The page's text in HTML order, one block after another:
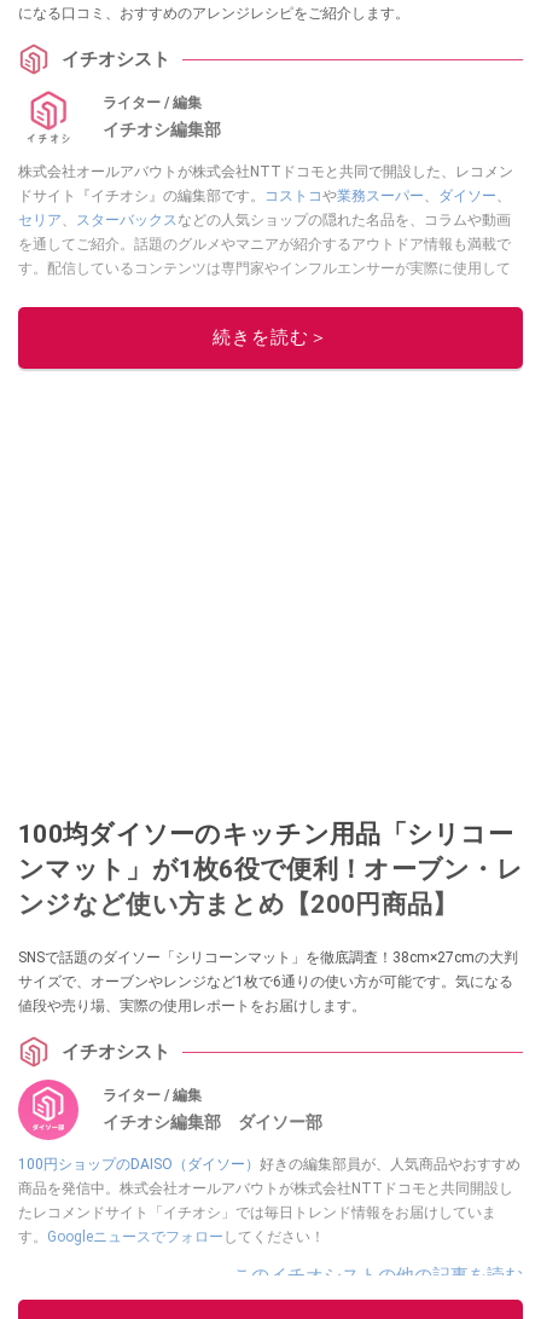
になる口コミ、おすすめのアレンジレシピをご紹介します。
イチオシスト
ライター / 編集
イチオシ編集部
株式会社オールアバウトが株式会社NTTドコモと共同で開設した、レコメン
ドサイト『イチオシ』の編集部です。
コストコや業務スーパー、 ダイソー、
セリア、 スターバックスなどの人気ショップの隠れた名品を、コラムや動画
を通してご紹介。話題のグルメやマニアが紹介するアウトドア情報も満載で
す。配信しているコンテンツは専門家やインフルエンサーが実際に使用して
ニュースでフォロー
続きを読む＞
100均ダイソーのキッチン用品「シリコー
ンマット」​​が1枚6役で便利！オーブン・レ
ンジなど使い方まとめ【200円商品】
SNSで話題のダイソー「シリコーンマット」を徹底調査！38cm×27cmの大判
サイズで、オーブンやレンジなど1枚で6通りの使い方が可能です。気になる
値段や売り場、実際の使用レポートをお届けします。
イチオシスト
ライター / 編集
イチオシ編集部 ダイソー部
100円ショップのDAISO（ダイソー） 好きの編集部員が、人気商品やおすすめ
商品を発信中。株式会社オールアバウトが株式会社NTTドコモと共同開設し
たレコメンドサイト「イチオシ」では毎日トレンド情報をお届けしていま
す。 Googleニュースでフォロー してください！
このイチオシストの他の記事を読む